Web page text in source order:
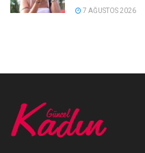
7 AĞUSTOS 2026